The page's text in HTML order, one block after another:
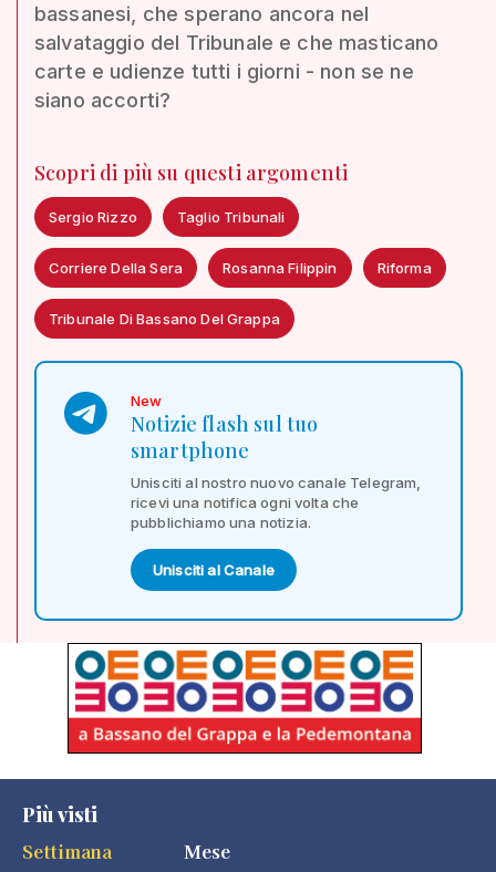
bassanesi, che sperano ancora nel
salvataggio del Tribunale e che masticano
carte e udienze tutti i giorni - non se ne
siano accorti?
Scopri di più su questi argomenti
Sergio Rizzo Taglio Tribunali
Corriere Della Sera Rosanna Filippin Riforma
Tribunale Di Bassano Del Grappa
New
Notizie flash sul tuo
smartphone
Unisciti al nostro nuovo canale Telegram,
ricevi una notifica ogni volta che
pubblichiamo una notizia.
Unisciti al Canale
Più visti
Settimana
Mese